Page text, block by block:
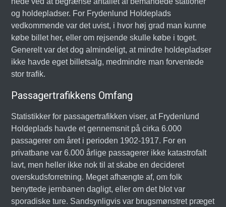
og holdepladser. For Frydenlund Holdeplads
vedkommende var det uvist, i hvor høj grad man kunne
købe billet her, eller om rejsende skulle købe i toget.
Generelt var det dog almindeligt, at mindre holdepladser
ikke havde eget billetsalg, medmindre man forventede
stor trafik.
Passagertrafikkens Omfang
Statistikker for passagertrafikken viser, at Frydenlund
Holdeplads havde et gennemsnit på cirka 6.000
passagerer om året i perioden 1902-1917. For en
privatbane var 6.000 årlige passagerer ikke katastrofalt
lavt, men heller ikke nok til at skabe en decideret
overskudsforretning. Meget afhængte af, om folk
benyttede jernbanen dagligt, eller om det blot var
sporadiske ture. Sandsynligvis var brugsmønstret præget